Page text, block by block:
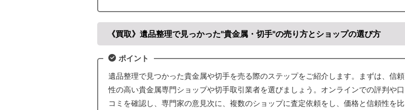
《買取》遺品整理で見っかった"貴金属・切手"の売り方とショップの選び方
ポイント
遺品整理で見つかった貴金属や切手を売る際のステップをご紹介します。まずは、信頼
性の高い貴金属専門ショップや切手取引業者を選びましょう。オンラインでの評判や口
コミを確認し、専門家の意見次に、複数のショップに査定依頼をし、価格と信頼性を比